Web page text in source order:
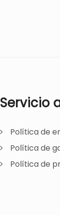
Servicio
Política de
Política de
Política de